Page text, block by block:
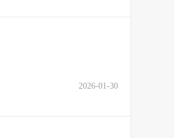
2026-01-30